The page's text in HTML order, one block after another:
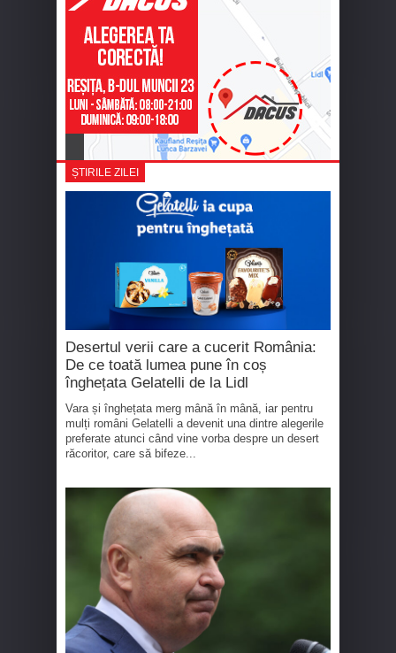
ȘTIRILE ZILEI
Desertul verii care a cucerit România:
De ce toată lumea pune în coș
înghețata Gelatelli de la Lidl
Vara și înghețata merg mână în mână, iar pentru
mulți români Gelatelli a devenit una dintre alegerile
preferate atunci când vine vorba despre un desert
răcoritor, care să bifeze...